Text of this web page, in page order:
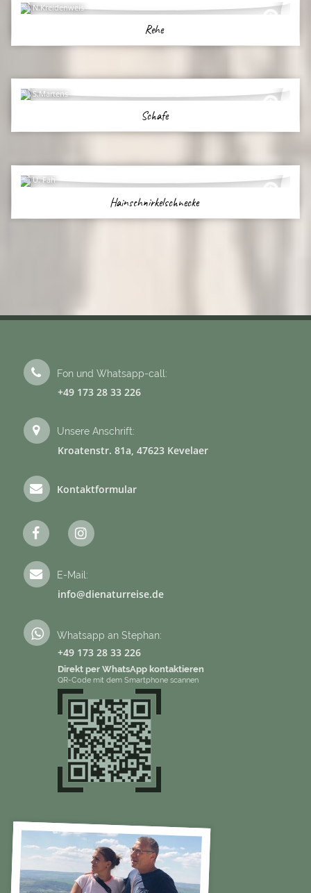
N.Kreidenweis
Rehe
S.Martens
Schafe
U. Fäh
Hainschnirkelschnecke
Fon und Whatsapp-call:
+49 173 28 33 226
Unsere Anschrift:
Kroatenstr. 81a, 47623 Kevelaer
Kontaktformular
E-Mail:
info@dienaturreise.de
Whatsapp an Stephan:
+49 173 28 33 226
Direkt per WhatsApp kontaktieren
QR-Code mit dem Smartphone scannen